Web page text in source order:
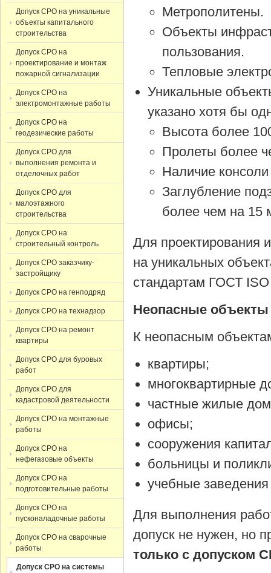
Метрополитены.
Объекты
пользования.
Тепловые
Уникальные
указано хотя бы
Высота более
Пролеты более
Наличие
Заглубление
более чем на 15
Для проектирования
на уникальных
стандартам ГОСТ
Неопасные объекты
К неопасным
квартиры;
многоквартирные
частные жилые
офисы;
сооружения
больницы и
учебные
Для выполнения
допуск не нужен, но
только с допуском
Допуск СРО на уникальные
объекты капитального
строительства
Допуск СРО на
проектирование и монтаж
пожарной сигнализации
Допуск СРО на
электромонтажные работы
Допуск СРО на
геодезические работы
Допуск СРО для
выполнения ремонта и
отделочных работ
Допуск СРО для
малоэтажного
строительства
Допуск СРО на
строительный контроль
Допуск СРО заказчику-
застройщику
Допуск СРО на генподряд
Допуск СРО на технадзор
Допуск СРО на ремонт
квартиры
Допуск СРО для буровых
работ
Допуск СРО для
кадастровой деятельности
Допуск СРО на монтажные
работы
Допуск СРО на
нефегазовые объекты
Допуск СРО на
подготовительные работы
Допуск СРО на
пусконаладочные работы
Допуск СРО на сварочные
работы
Допуск СРО на системы